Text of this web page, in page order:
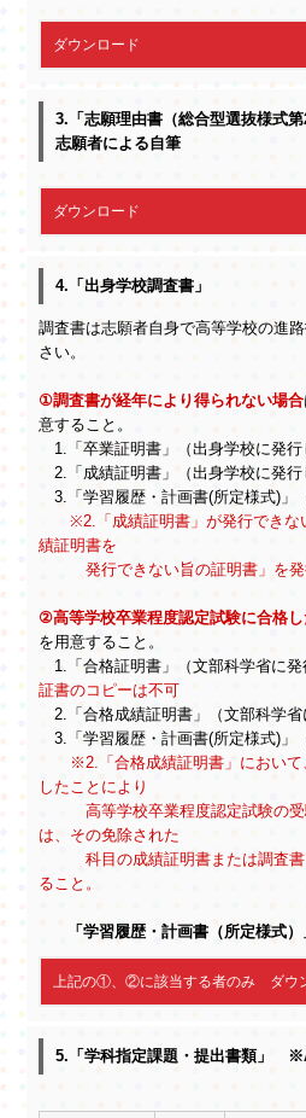
ダウンロード
3.「志願理由書（総合型選抜様
志願者による自筆
ダウンロード
4.「出身学校調査書」
調査書は志願者自身で高等学校の進
さい。
①調査書が経年により得られない場合
意すること。
1.「卒業証明書」（出身学校に発行
2.「成績証明書」（出身学校に発行
3.「学習履歴・計画書(所定様式)」
※2.「成績証明書」が発行できな
績証明書を
発行できない旨の証明書」を発
②高等学校卒業程度認定試験に合格
を用意すること。
1.「合格証明書」（文部科学省に発
証書のコピーは不可
2.「合格成績証明書」（文部科学省
3.「学習履歴・計画書(所定様式)」
※2.「合格成績証明書」において
したことにより
高等学校卒業程度認定試験の受
は、その免除された
科目の成績証明書または調査書
ること。
「学習履歴・計画書（所定様式）
上記の①、②に該当する者のみ ダウ
5.「学科指定課題・提出書類」